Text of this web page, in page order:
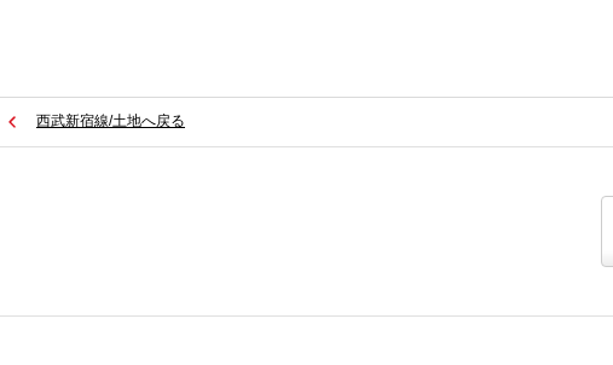
西武新宿線/土地へ戻る